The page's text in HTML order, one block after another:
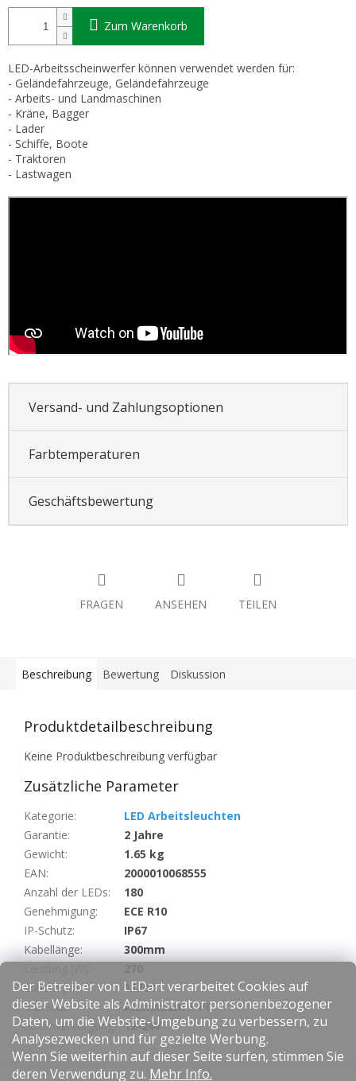
Der Betreiber von LEDart verarbeitet Cookies auf
dieser Website als Administrator personenbezogener
Daten, um die Website-Umgebung zu verbessern, zu
Analysezwecken und für gezielte Werbung.
Wenn Sie weiterhin auf dieser Seite surfen, stimmen Sie
deren Verwendung zu. Mehr Info.
Zum Warenkorb
LED-Arbeitsscheinwerfer können verwendet werden für:
- Geländefahrzeuge, Geländefahrzeuge
- Arbeits- und Landmaschinen
- Kräne, Bagger
- Lader
- Schiffe, Boote
- Traktoren
- Lastwagen
Versand- und Zahlungsoptionen
Farbtemperaturen
Geschäftsbewertung
FRAGEN ANSEHEN TEILEN
Beschreibung Bewertung Diskussion
Produktdetailbeschreibung
Keine Produktbeschreibung verfügbar
Zusätzliche Parameter
Kategorie:
LED Arbeitsleuchten
Garantie:
2 Jahre
Gewicht:
1.65 kg
EAN:
2000010068555
Anzahl der LEDs:
180
Genehmigung:
ECE R10
IP-Schutz:
IP67
Kabellänge:
300mm
Lumen (lm):
11700
Material:
Aluminium + PC
Stromversorgung: 12-24V